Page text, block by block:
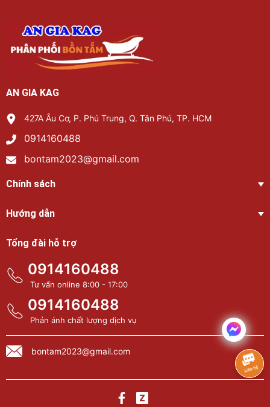
AN GIA KAG
427A Âu Cơ, P. Phú Trung, Q. Tân Phú, TP. HCM
0914160488
bontam2023@gmail.com
Chính sách
Hướng dẫn
Tổng đài hỗ trợ
0914160488
Tư vấn online 8:00 - 17:00
0914160488
Phản ánh chất lượng dịch vụ
bontam2023@gmail.com